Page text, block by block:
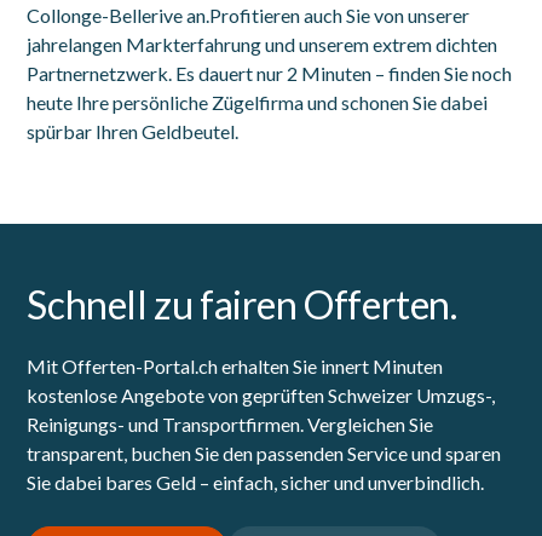
Collonge-Bellerive an.Profitieren auch Sie von unserer
jahrelangen Markterfahrung und unserem extrem dichten
Partnernetzwerk. Es dauert nur 2 Minuten – finden Sie noch
heute Ihre persönliche Zügelfirma und schonen Sie dabei
spürbar Ihren Geldbeutel.
Schnell zu fairen Offerten.
Mit Offerten-Portal.ch erhalten Sie innert Minuten
kostenlose Angebote von geprüften Schweizer Umzugs-,
Reinigungs- und Transportfirmen. Vergleichen Sie
transparent, buchen Sie den passenden Service und sparen
Sie dabei bares Geld – einfach, sicher und unverbindlich.